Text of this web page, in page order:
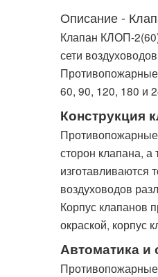
Описание -
Клапан КЛОП-
сети
60, 90, 120, 180 и
Конструкция
сторон клапана,
изготавливаются
воздуховодов
Корпус клапанов
окраской, корпус
Автоматика и
Противопожарные